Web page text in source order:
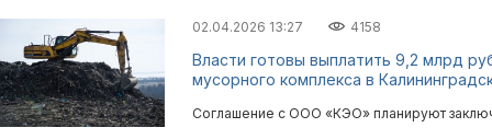
02.04.2026 13:27 4158
Власти готовы выплатить 9,2 млрд
мусорного комплекса в
Соглашение с ООО «КЭО» планируют